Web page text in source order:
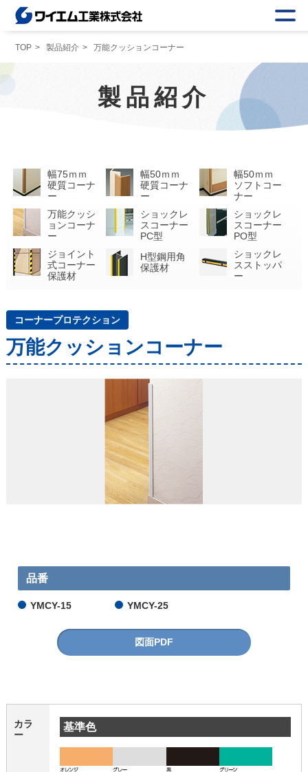
TOP 製品紹介 万能クッションコーナー
製品紹介
幅75ｍｍ
硬質コーナ
ー
幅50ｍｍ
硬質コーナ
ー
幅50ｍｍ
ソフトコー
ナー
万能クッシ
ョンコーナ
ー
ショックレ
スコーナー
PC型
ショックレ
スコーナー
PO型
ジョイント
式コーナー
保護材
H型鋼用角
保護材
ショックレ
スストッパ
ー
コーナープロテクション
万能クッションコーナー
品番
YMCY-15 YMCY-25
図面PDF
カラ
ー
基準色